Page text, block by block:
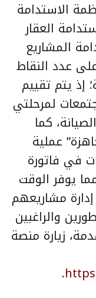
الاستدامة
العقار
المشاريع
عدد النقاط
إذ يتم تقييم
لمرحلتي
كما
عملية
في فاتورة
يوفر الوقت
مشاريعهم
والراغبين
زيارة منصة
.